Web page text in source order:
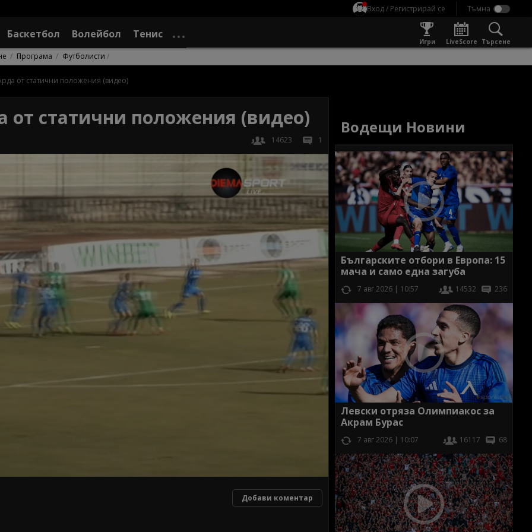
Вход / Регистрирай се
Баскетбол Волейбол Тенис
Игри LiveScore Търсене
Програма Футболисти
от статични положения (видео)
от статични положения (видео)
14623 1
Добави коментар
Водещи Новини
Българските отбори в Европа: 15
мача и само една загуба
7 авг 2026 | 10:57 14532 236
Левски отряза Олимпиакос за
Акрам Бурас
7 авг 2026 | 10:07 16117 68